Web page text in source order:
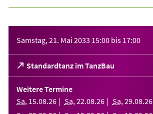
Samstag, 21. Mai 2033 15:00 bis 17:00
Standardtanz im TanzBau
(Öffnet
in
einem
neuen
Tab)
Weitere Termine
Sa, 15.08.26 Sa, 22.08.26 Sa, 29.08.26